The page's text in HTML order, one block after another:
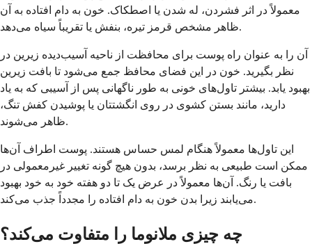
معمولاً در اثر فشردن، له شدن یا اصطکاک. خون به دام افتاده به آن
ظاهر مشخص قرمز تیره، بنفش یا تقریباً سیاه می‌دهد.
آن را به عنوان راه پوست برای محافظت از ناحیه آسیب‌دیده زیرین در
نظر بگیرید. خون در این فضای محافظ جمع می‌شود تا بافت زیرین
بهبود یابد. بیشتر تاول‌های خونی به طور ناگهانی پس از آسیبی که به یاد
دارید، مانند بستن کشوی در روی انگشتتان یا پوشیدن کفش تنگ،
ظاهر می‌شوند.
این تاول‌ها معمولاً هنگام لمس حساس هستند. پوست اطراف آن‌ها
ممکن است طبیعی به نظر برسد، بدون هیچ گونه تغییر غیرمعمولی در
بافت یا رنگ. آن‌ها معمولاً در عرض یک تا دو هفته خود به خود بهبود
می‌یابند زیرا بدن خون به دام افتاده را مجدداً جذب می‌کند.
چه چیزی ملانوما را متفاوت می‌کند؟